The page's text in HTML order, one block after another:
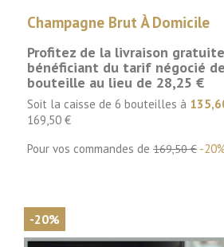
Champagne Brut À Domicile
Profitez de la livraison
bénéficiant du tarif négocié
bouteille au lieu de 28,25 €
Soit la caisse de 6 bouteilles à
169,50 €
Pour vos commandes de 169,50 € -
-20%